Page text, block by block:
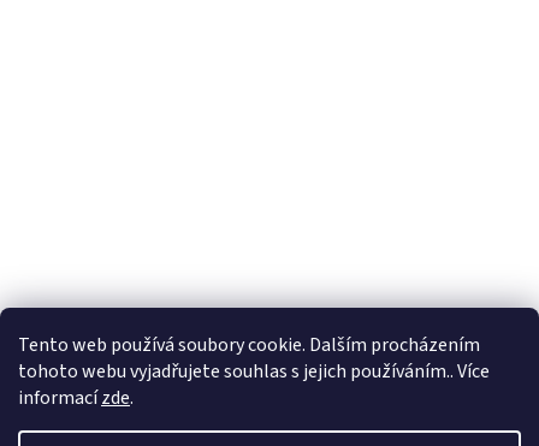
Tento web používá soubory cookie. Dalším procházením
tohoto webu vyjadřujete souhlas s jejich používáním.. Více
informacízde.